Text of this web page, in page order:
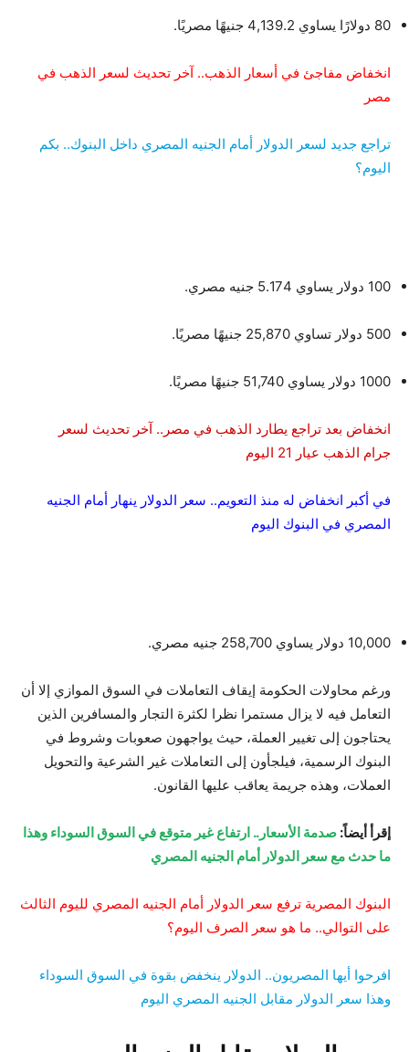
80 دولارًا يساوي 4,139.2 جنيهًا مصريًا.
انخفاض مفاجئ في أسعار الذهب.. آخر تحديث لسعر الذهب في
مصر
تراجع جديد لسعر الدولار أمام الجنيه المصري داخل البنوك.. بكم
اليوم؟
100 دولار يساوي 5.174 جنيه مصري.
500 دولار تساوي 25,870 جنيهًا مصريًا.
1000 دولار يساوي 51,740 جنيهًا مصريًا.
انخفاض بعد تراجع يطارد الذهب في مصر.. آخر تحديث لسعر
جرام الذهب عيار 21 اليوم
في أكبر انخفاض له منذ التعويم.. سعر الدولار ينهار أمام الجنيه
المصري في البنوك اليوم
10,000 دولار يساوي 258,700 جنيه مصري.
ورغم محاولات الحكومة إيقاف التعاملات في السوق الموازي إلا أن
التعامل فيه لا يزال مستمرا نظرا لكثرة التجار والمسافرين الذين
يحتاجون إلى تغيير العملة، حيث يواجهون صعوبات وشروط في
البنوك الرسمية، فيلجأون إلى التعاملات غير الشرعية والتحويل
العملات، وهذه جريمة يعاقب عليها القانون.
إقرأ أيضاً: صدمة الأسعار.. ارتفاع غير متوقع في السوق السوداء وهذا
ما حدث مع سعر الدولار أمام الجنيه المصري
البنوك المصرية ترفع سعر الدولار أمام الجنيه المصري لليوم الثالث
على التوالي.. ما هو سعر الصرف اليوم؟
افرحوا أيها المصريون.. الدولار ينخفض ​​بقوة في السوق السوداء
وهذا سعر الدولار مقابل الجنيه المصري اليوم